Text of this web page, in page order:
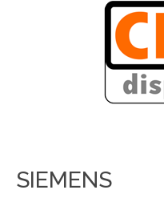
SIEMENS